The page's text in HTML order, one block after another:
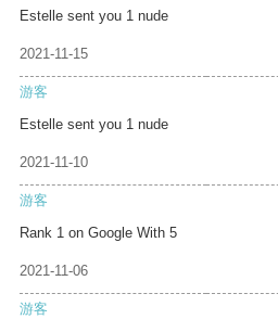
Estelle sent you 1 nude
2021-11-15
游客
Estelle sent you 1 nude
2021-11-10
游客
Rank 1 on Google With 5
2021-11-06
游客